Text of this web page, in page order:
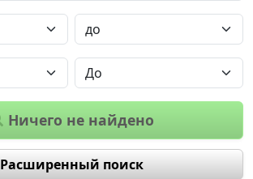
Ничего не найдено
Расширенный поиск